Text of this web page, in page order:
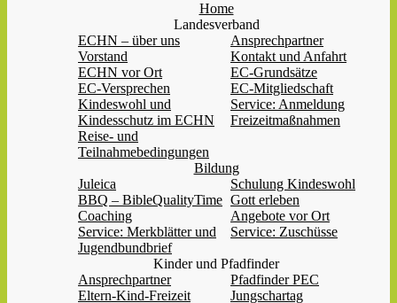
Home
Landesverband
ECHN – über uns
Ansprechpartner
Vorstand
Kontakt und Anfahrt
ECHN vor Ort
EC-Grundsätze
EC-Versprechen
EC-Mitgliedschaft
Kindeswohl und
Kindesschutz im ECHN
Service: Anmeldung
Freizeitmaßnahmen
Reise- und
Teilnahmebedingungen
Bildung
Juleica
Schulung Kindeswohl
BBQ – BibleQualityTime Gott erleben
Coaching
Angebote vor Ort
Service: Merkblätter und
Jugendbundbrief
Service: Zuschüsse
Kinder und Pfadfinder
Ansprechpartner
Pfadfinder PEC
Eltern-Kind-Freizeit
Jungschartag